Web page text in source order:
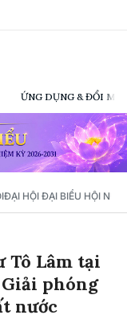
ỨNG DỤNG & ĐỔI
ĐẠI HỘI ĐẠI BIỂU HỘI NỮ
Tô Lâm tại
phóng
nước